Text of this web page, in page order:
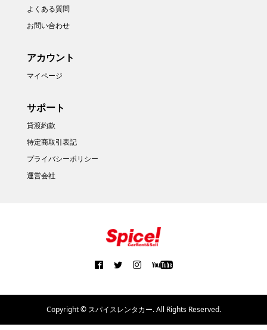
よくある質問
お問い合わせ
アカウント
マイページ
サポート
貸渡約款
特定商取引表記
プライバシーポリシー
運営会社
Copyright ©スパイスレンタカー. All Rights Reserved.